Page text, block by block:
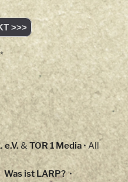
>>>
e.V.&TOR 1 Media• All
Was ist LARP?•